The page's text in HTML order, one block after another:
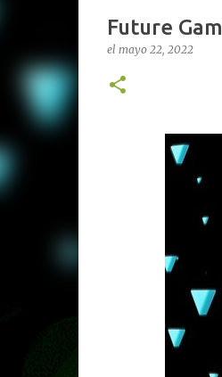
Future
el mayo 22, 2022